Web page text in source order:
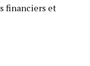
financiers et